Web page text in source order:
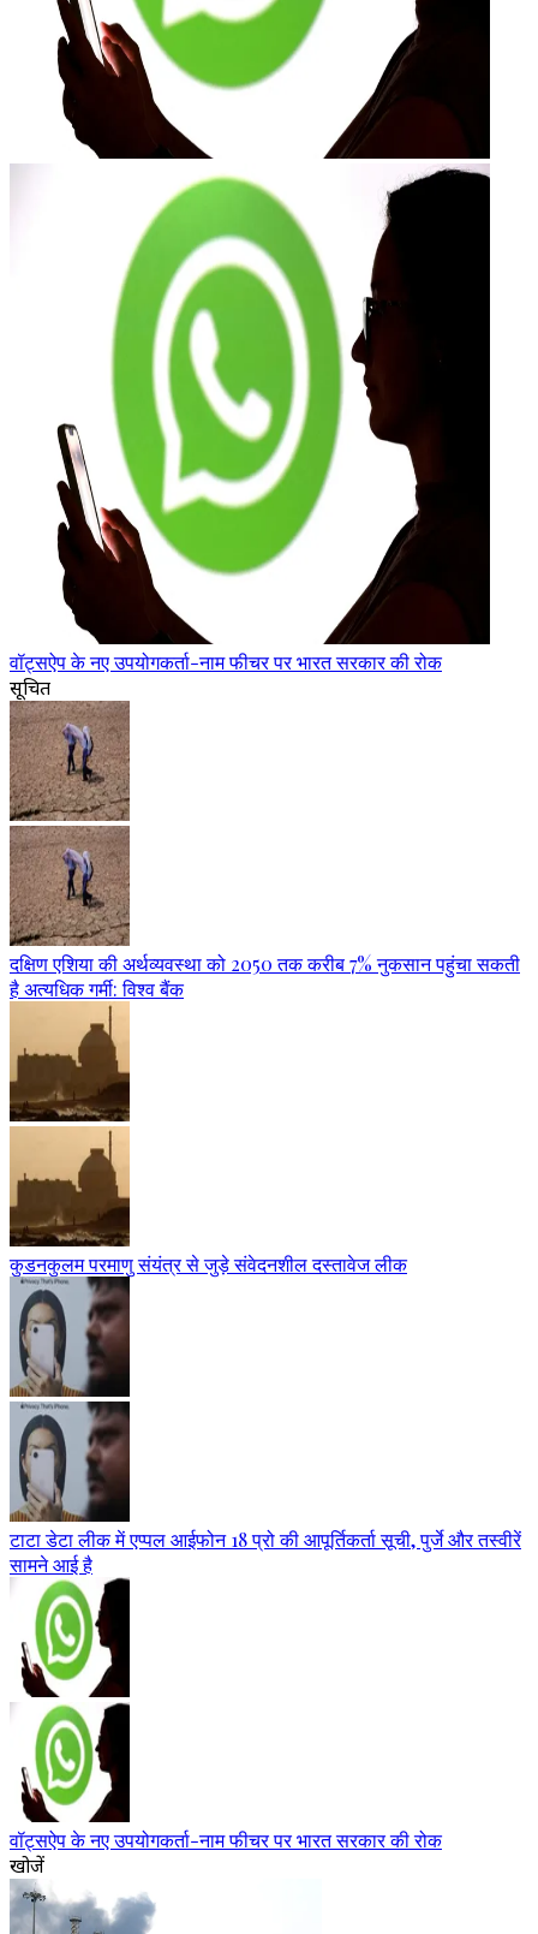
वॉट्सऐप के नए उपयोगकर्ता-नाम फीचर पर भारत सरकार की रोक
सूचित
दक्षिण एशिया की अर्थव्यवस्था को 2050 तक करीब 7% नुकसान पहुंचा सकती
है अत्यधिक गर्मी: विश्व बैंक
कुडनकुलम परमाणु संयंत्र से जुड़े संवेदनशील दस्तावेज लीक
टाटा डेटा लीक में एप्पल आईफोन 18 प्रो की आपूर्तिकर्ता सूची, पुर्जे और तस्वीरें
सामने आई है
वॉट्सऐप के नए उपयोगकर्ता-नाम फीचर पर भारत सरकार की रोक
खोजें